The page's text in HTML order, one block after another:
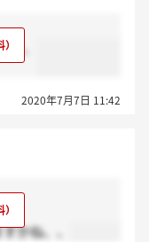
、
2020年7月7日 11:42
かね、、